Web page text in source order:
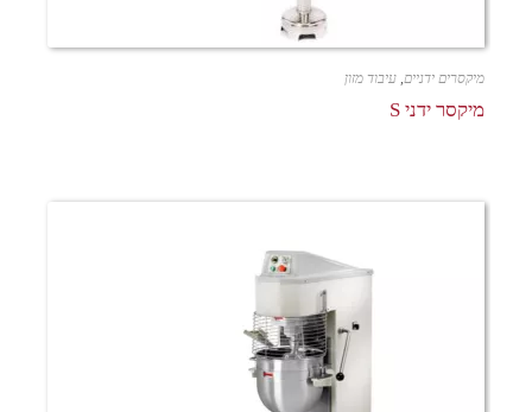
מיקסרים ידניים, עיבוד מזון
מיקסר ידני S